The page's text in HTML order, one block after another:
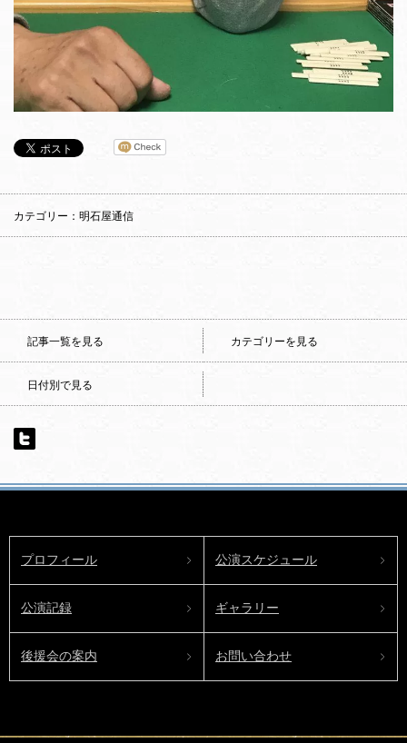
カテゴリー：明石屋通信
記事一覧を見る カテゴリーを見る
日付別で見る
プロフィール 公演スケジュール
公演記録 ギャラリー
後援会の案内 お問い合わせ